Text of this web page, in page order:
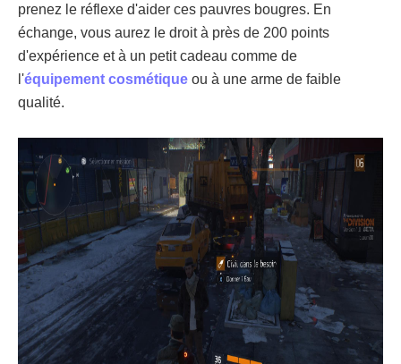
prenez le réflexe d'aider ces pauvres bougres. En
échange, vous aurez le droit à près de 200 points
d'expérience et à un petit cadeau comme de
l'équipement cosmétique ou à une arme de faible
qualité.